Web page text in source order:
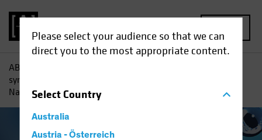
Please select your audience so that we can
direct you to the most appropriate content.
SelectCountry
Australia
Austria - Österreich
AB
synthetischen Biologie: Investieren in die Wissenschaft der
Nachhaltigkeit